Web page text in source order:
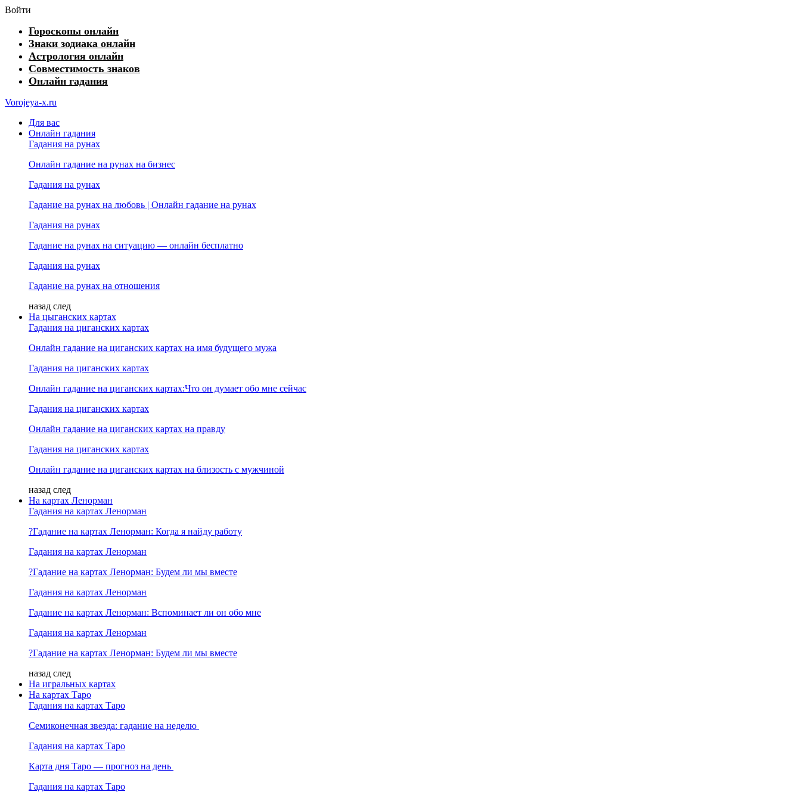
Войти
Гороскопы онлайн
Знаки зодиака онлайн
Астрология онлайн
Совместимость знаков
Онлайн гадания
Vorojeya-x.ru
Для вас
Онлайн гадания
Гадания на рунах
Онлайн гадание на рунах на бизнес
Гадания на рунах
Гадание на рунах на любовь | Онлайн гадание на рунах
Гадания на рунах
Гадание на рунах на ситуацию — онлайн бесплатно
Гадания на рунах
Гадание на рунах на отношения
назад след
На цыганских картах
Гадания на циганских картах
Онлайн гадание на циганских картах на имя будущего мужа
Гадания на циганских картах
Онлайн гадание на циганских картах:Что он думает обо мне сейчас
Гадания на циганских картах
Онлайн гадание на циганских картах на правду
Гадания на циганских картах
Онлайн гадание на циганских картах на близость с мужчиной
назад след
На картах Ленорман
Гадания на картах Ленорман
?Гадание на картах Ленорман: Когда я найду работу
Гадания на картах Ленорман
?Гадание на картах Ленорман: Будем ли мы вместе
Гадания на картах Ленорман
Гадание на картах Ленорман: Вспоминает ли он обо мне
Гадания на картах Ленорман
?Гадание на картах Ленорман: Будем ли мы вместе
назад след
На игральных картах
На картах Таро
Гадания на картах Таро
Семиконечная звезда: гадание на неделю
Гадания на картах Таро
Карта дня Таро — прогноз на день
Гадания на картах Таро